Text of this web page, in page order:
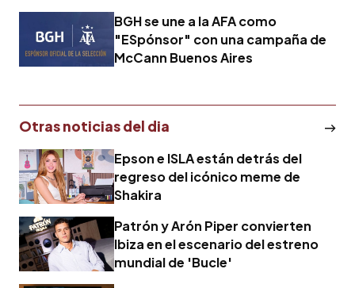
Paul
BGH se une a la AFA como
"ESpónsor" con una campaña de
McCann Buenos Aires
Otras noticias del dia
Epson e ISLA están detrás del
regreso del icónico meme de
Shakira
Patrón y Arón Piper convierten
Ibiza en el escenario del estreno
mundial de 'Bucle'